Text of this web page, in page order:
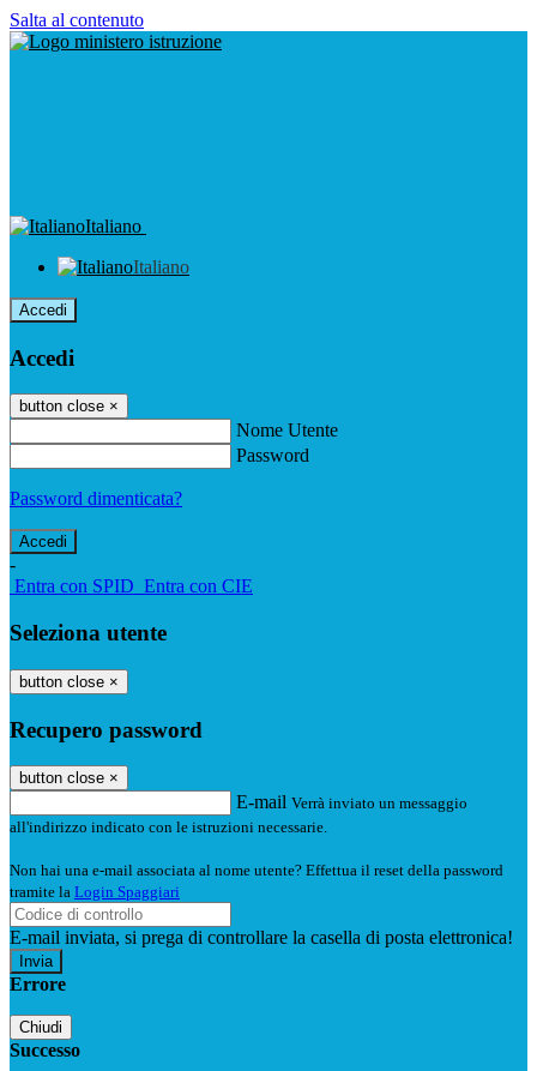
Salta al contenuto
Italiano
Italiano
Accedi
Accedi
button close ×
Nome Utente
Password
Password dimenticata?
-
Entra con SPID Entra con CIE
Seleziona utente
button close ×
Recupero password
button close ×
E-mail Verrà inviato un messaggio
all'indirizzo indicato con le istruzioni necessarie.
Non hai una e-mail associata al nome utente? Effettua il reset della password
tramite la Login Spaggiari
E-mail inviata, si prega di controllare la casella di posta elettronica!
Errore
Chiudi
Successo